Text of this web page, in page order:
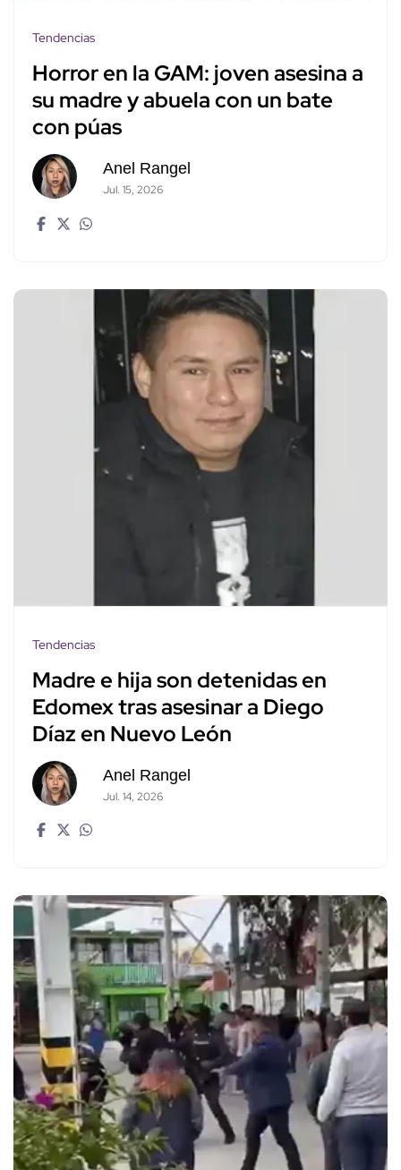
Tendencias
Horror en la GAM: joven asesina a
su madre y abuela con un bate
con púas
Anel Rangel
Jul. 15, 2026
Tendencias
Madre e hija son detenidas en
Edomex tras asesinar a Diego
Díaz en Nuevo León
Anel Rangel
Jul. 14, 2026